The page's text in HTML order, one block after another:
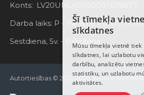
Konts: LV20UNLA0050007676877
Darba laiks: P - Pk. 8:00 - 12:00; 13:00
Sestdiena, Sv. - Brīvdiena
Autortiesības © 2021-2025, www.e-
Šī tīmekļa
sīkdatnes
Mūsu tīmekļa vietnē tiek
sīkdatnes, lai uzlabotu
darbību, analizētu
statistiku, un uzlabotu
aktivitātes.